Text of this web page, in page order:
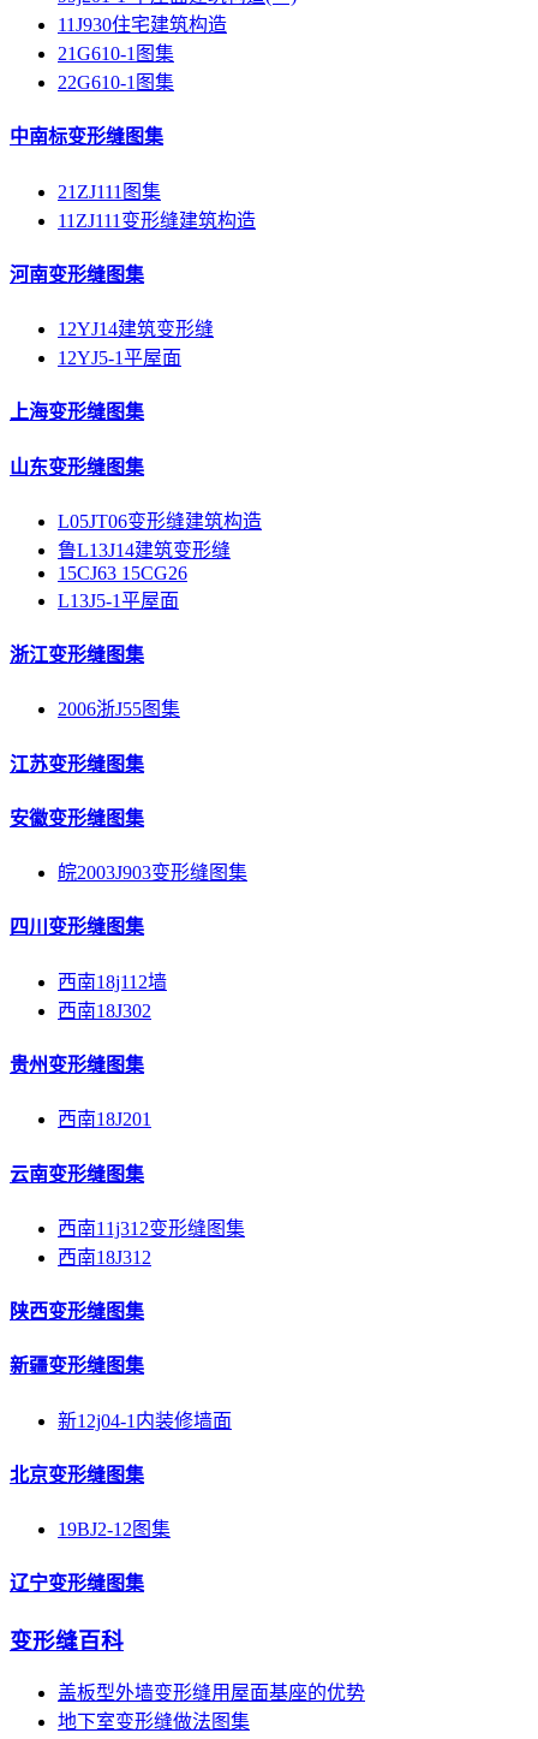
11J930住宅建筑构造
21G610-1图集
22G610-1图集
中南标变形缝图集
21ZJ111图集
11ZJ111变形缝建筑构造
河南变形缝图集
12YJ14建筑变形缝
12YJ5-1平屋面
上海变形缝图集
山东变形缝图集
L05JT06变形缝建筑构造
鲁L13J14建筑变形缝
15CJ63 15CG26
L13J5-1平屋面
浙江变形缝图集
2006浙J55图集
江苏变形缝图集
安徽变形缝图集
皖2003J903变形缝图集
四川变形缝图集
西南18j112墙
西南18J302
贵州变形缝图集
西南18J201
云南变形缝图集
西南11j312变形缝图集
西南18J312
陕西变形缝图集
新疆变形缝图集
新12j04-1内装修墙面
北京变形缝图集
19BJ2-12图集
辽宁变形缝图集
变形缝百科
盖板型外墙变形缝用屋面基座的优势
地下室变形缝做法图集